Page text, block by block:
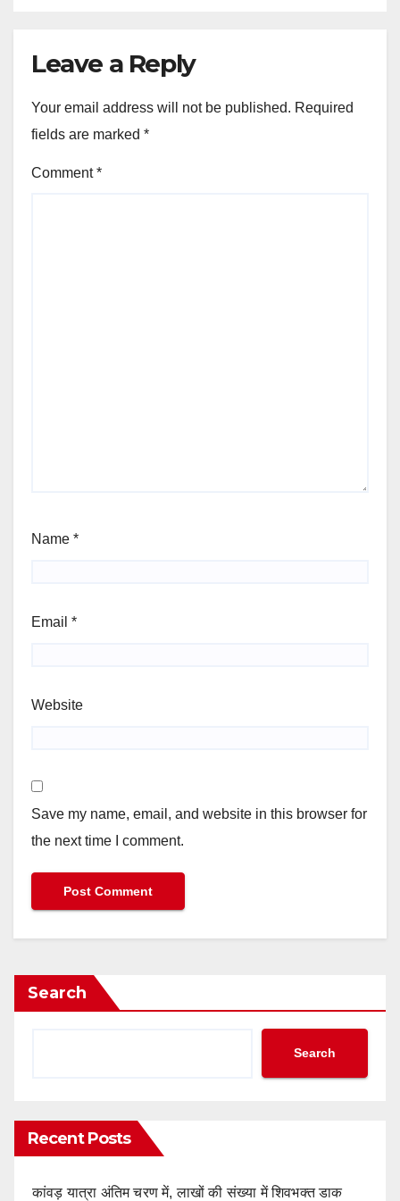
Leave a Reply
Your email address will not be published. Required
fields are marked *
Comment*
Name *
Email *
Website
Save my name, email, and website in this browser for
the next time I comment.
Search
Search
Recent Posts
कांवड़ यात्रा अंतिम चरण में, लाखों की संख्या में शिवभक्त डाक